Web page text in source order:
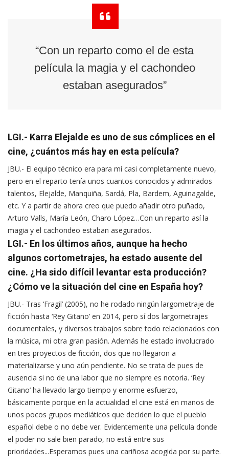
“Con un reparto como el de esta
película la magia y el cachondeo
estaban asegurados”
LGI.- Karra Elejalde es uno de sus cómplices en el
cine, ¿cuántos más hay en esta película?
JBU.- El equipo técnico era para mí casi completamente nuevo,
pero en el reparto tenía unos cuantos conocidos y admirados
talentos, Elejalde, Manquiña, Sardá, Pla, Bardem, Aguinagalde,
etc. Y a partir de ahora creo que puedo añadir otro puñado,
Arturo Valls, María León, Charo López…Con un reparto así la
magia y el cachondeo estaban asegurados.
LGI.- En los últimos años, aunque ha hecho
algunos cortometrajes, ha estado ausente del
cine. ¿Ha sido difícil levantar esta producción?
¿Cómo ve la situación del cine en España hoy?
JBU.- Tras ‘Fragil’ (2005), no he rodado ningún largometraje de
ficción hasta ‘Rey Gitano’ en 2014, pero sí dos largometrajes
documentales, y diversos trabajos sobre todo relacionados con
la música, mi otra gran pasión. Además he estado involucrado
en tres proyectos de ficción, dos que no llegaron a
materializarse y uno aún pendiente. No se trata de pues de
ausencia si no de una labor que no siempre es notoria. ‘Rey
Gitano’ ha llevado largo tiempo y enorme esfuerzo,
básicamente porque en la actualidad el cine está en manos de
unos pocos grupos mediáticos que deciden lo que el pueblo
español debe o no debe ver. Evidentemente una película donde
el poder no sale bien parado, no está entre sus
prioridades...Esperamos pues una cariñosa acogida por su parte.